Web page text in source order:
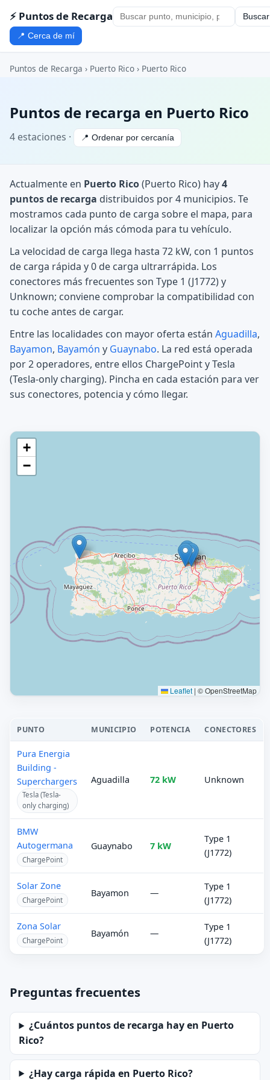
⚡ Puntos de Recarga Buscar
📍 Cerca de mí
Puntos de Recarga › Puerto Rico › Puerto Rico
Puntos de recarga en Puerto Rico
4 estaciones · 📍 Ordenar por cercanía
Actualmente en Puerto Rico(Puerto Rico) hay4
puntos de recarga distribuidos por 4 municipios. Te
mostramos cada punto de carga sobre el mapa, para
localizar la opción más cómoda para tu vehículo.
La velocidad de carga llega hasta 72 kW, con 1 puntos
de carga rápida y 0 de carga ultrarrápida. Los
conectores más frecuentes son Type 1 (J1772) y
Unknown; conviene comprobar la compatibilidad con
tu coche antes de cargar.
Entre las localidades con mayor oferta están Aguadilla,
Bayamon, Bayamón y Guaynabo. La red está operada
por 2 operadores, entre ellos ChargePoint y Tesla
(Tesla-only charging). Pincha en cada estación para ver
sus conectores, potencia y cómo llegar.
+
−
Leaflet | © OpenStreetMap
PUNTO MUNICIPIO POTENCIA CONECTORES
Pura Energia
Building -
Superchargers
Tesla (Tesla-
only charging)
Aguadilla 72 kW Unknown
BMW
Autogermana
ChargePoint
Guaynabo 7 kW
Type 1
(J1772)
Solar Zone
ChargePoint
Bayamon —
Type 1
(J1772)
Zona Solar
ChargePoint
Bayamón —
Type 1
(J1772)
Preguntas frecuentes
¿Cuántos puntos de recarga hay en Puerto
Rico?
¿Hay carga rápida en Puerto Rico?